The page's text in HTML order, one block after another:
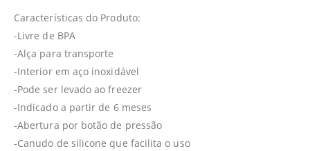
Características do Produto:
-Livre de BPA
-Alça para transporte
-Interior em aço inoxidável
-Pode ser levado ao freezer
-Indicado a partir de 6 meses
-Abertura por botão de pressão
-Canudo de silicone que facilita o uso